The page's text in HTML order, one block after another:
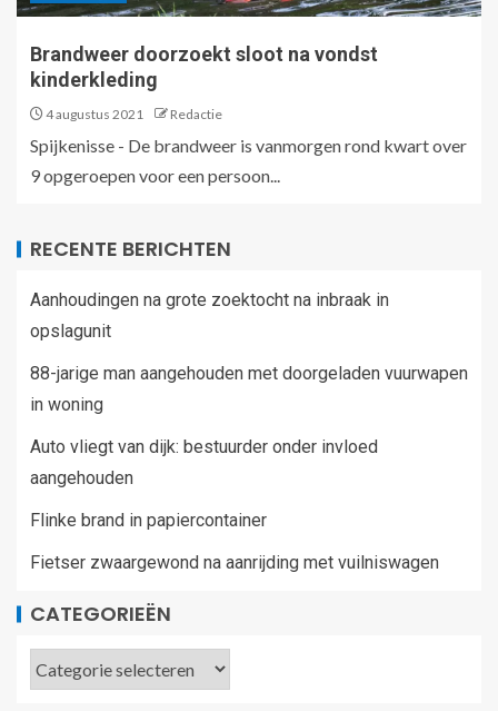
Brandweer doorzoekt sloot na vondst
kinderkleding
4 augustus 2021 Redactie
Spijkenisse - De brandweer is vanmorgen rond kwart over
9 opgeroepen voor een persoon...
RECENTE BERICHTEN
Aanhoudingen na grote zoektocht na inbraak in
opslagunit
88-jarige man aangehouden met doorgeladen vuurwapen
in woning
Auto vliegt van dijk: bestuurder onder invloed
aangehouden
Flinke brand in papiercontainer
Fietser zwaargewond na aanrijding met vuilniswagen
CATEGORIEËN